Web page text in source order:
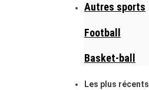
Autres sports
Football
Basket-ball
Les plus récents